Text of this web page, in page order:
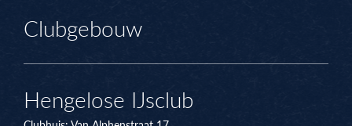
Clubgebouw
Hengelose IJsclub